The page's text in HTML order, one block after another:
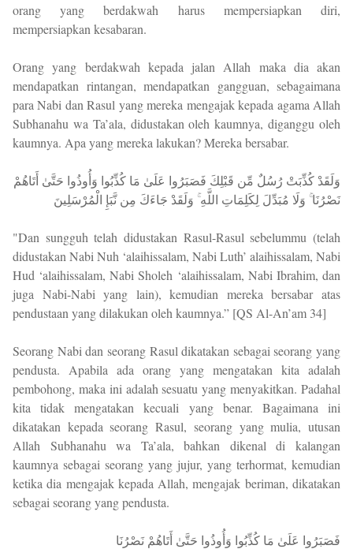
orang yang berdakwah harus mempersiapkan diri,
mempersiapkan kesabaran.
Orang yang berdakwah kepada jalan Allah maka dia akan
mendapatkan rintangan, mendapatkan gangguan, sebagaimana
para Nabi dan Rasul yang mereka mengajak kepada agama Allah
Subhanahu wa Ta’ala, didustakan oleh kaumnya, diganggu oleh
kaumnya. Apa yang mereka lakukan? Mereka bersabar.
وَلَقَدْ كُذِّبَتْ رُسُلٌ مِّن قَبْلِكَ فَصَبَرُوا عَلَىٰ مَا كُذِّبُوا وَأُوذُوا حَتَّىٰ أَتَاهُمْ
نَصْرُنَا ۚ وَلَا مُبَدِّلَ لِكَلِمَاتِ اللَّهِ ۚ وَلَقَدْ جَاءَكَ مِن نَّبَإِ الْمُرْسَلِينَ
"Dan sungguh telah didustakan Rasul-Rasul sebelummu (telah
didustakan Nabi Nuh ‘alaihissalam, Nabi Luth’ alaihissalam, Nabi
Hud ‘alaihissalam, Nabi Sholeh ‘alaihissalam, Nabi Ibrahim, dan
juga Nabi-Nabi yang lain), kemudian mereka bersabar atas
pendustaan yang dilakukan oleh kaumnya.” [QS Al-An’am 34]
Seorang Nabi dan seorang Rasul dikatakan sebagai seorang yang
pendusta. Apabila ada orang yang mengatakan kita adalah
pembohong, maka ini adalah sesuatu yang menyakitkan. Padahal
kita tidak mengatakan kecuali yang benar. Bagaimana ini
dikatakan kepada seorang Rasul, seorang yang mulia, utusan
Allah Subhanahu wa Ta’ala, bahkan dikenal di kalangan
kaumnya sebagai seorang yang jujur, yang terhormat, kemudian
ketika dia mengajak kepada Allah, mengajak beriman, dikatakan
sebagai seorang yang pendusta.
فَصَبَرُوا عَلَىٰ مَا كُذِّبُوا وَأُوذُوا حَتَّىٰ أَتَاهُمْ نَصْرُنَا